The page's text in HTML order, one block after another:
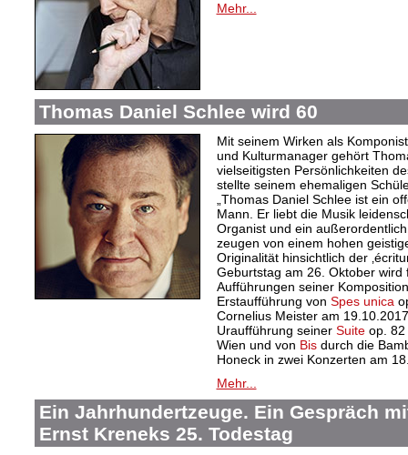
Mehr...
Thomas Daniel Schlee wird 60
Mit seinem Wirken als
und Kulturmanager gehört
vielseitigsten Persönlichkeiten
stellte seinem ehemaligen
„Thomas Daniel Schlee ist ein
Mann. Er liebt die Musik
Organist und ein
zeugen von einem hohen
Originalität hinsichtlich der
Geburtstag am 26. Oktober wird
Aufführungen seiner
Erstaufführung von Spes unica
Cornelius Meister am
Uraufführung seiner Suiteop. 82
Wien und von Bisdurch die
Honeck in zwei Konzerten am
Mehr...
Ein Jahrhundertzeuge. Ein Gespräch
Ernst Kreneks 25. Todestag